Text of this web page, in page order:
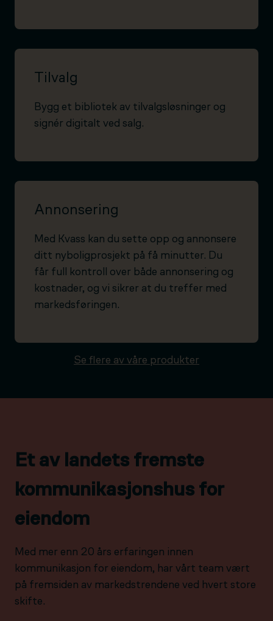
Tilvalg
Bygg et bibliotek av tilvalgsløsninger og
signér digitalt ved salg.
Annonsering
Med Kvass kan du sette opp og annonsere
ditt nyboligprosjekt på få minutter. Du
får full kontroll over både annonsering og
kostnader, og vi sikrer at du treffer med
markedsføringen.
Se flere av våre produkter
Et av landets fremste
kommunikasjonshus for
eiendom
Med mer enn 20 års erfaringen innen
kommunikasjon for eiendom, har vårt team vært
på fremsiden av markedstrendene ved hvert store
skifte.